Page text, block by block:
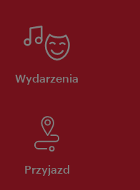
Wydarzenia
Przyjazd